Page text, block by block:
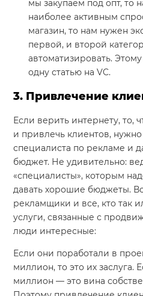
мы закупаем под опт, то
наиболее активным
магазин, то нам нужен
первой, и второй
автоматизировать.
одну статью на VC.
3. Привлечение
Если верить интернету, то,
и привлечь клиентов,
специалиста по рекламе и
бюджет. Не удивительно:
«специалисты», которым
давать хорошие бюджеты.
рекламщики и все, кто так
услуги, связанные с
люди интересные:
Если они поработали в
миллион, то это их заслуга.
миллион — это вина